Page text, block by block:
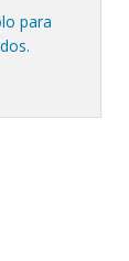
para